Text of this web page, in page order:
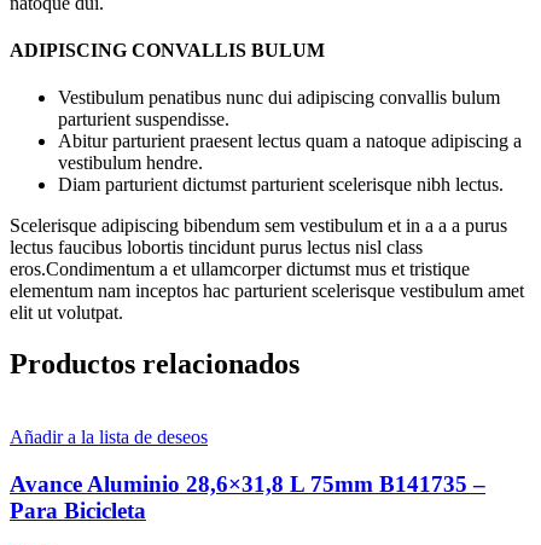
ADIPISCING CONVALLIS BULUM
Vestibulum penatibus nunc dui adipiscing convallis bulum
parturient suspendisse.
Abitur parturient praesent lectus quam a natoque adipiscing a
vestibulum hendre.
Diam parturient dictumst parturient scelerisque nibh lectus.
Scelerisque adipiscing bibendum sem vestibulum et in a a a purus
lectus faucibus lobortis tincidunt purus lectus nisl class
eros.Condimentum a et ullamcorper dictumst mus et tristique
elementum nam inceptos hac parturient scelerisque vestibulum amet
elit ut volutpat.
Productos relacionados
Añadir a la lista de deseos
Avance Aluminio 28,6×31,8 L 75mm B141735 –
Para Bicicleta